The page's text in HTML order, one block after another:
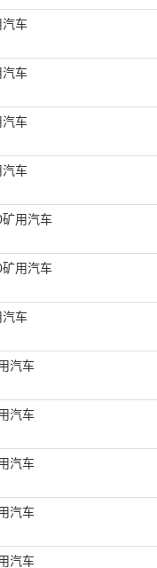
车
车
车
车
用汽车
用汽车
车
汽车
汽车
汽车
汽车
汽车